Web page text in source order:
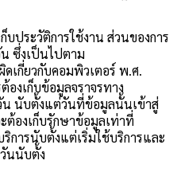
ประวัติการใช้งาน ส่วนของการ
ซึ่งเป็นไปตาม
ดเกี่ยวกับคอมพิวเตอร์ พ.ศ.
องเก็บข้อมูลจราจรทาง
น นับตั้งแต่วันที่ข้อมูลนั้นเข้าสู่
ต้องเก็บรักษาข้อมูลเท่าที่
การนับตั้งแต่เริ่มใช้บริการและ
นนับตั้ง